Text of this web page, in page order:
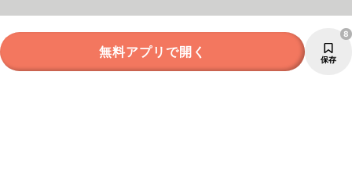
無料アプリで開く 保存
8